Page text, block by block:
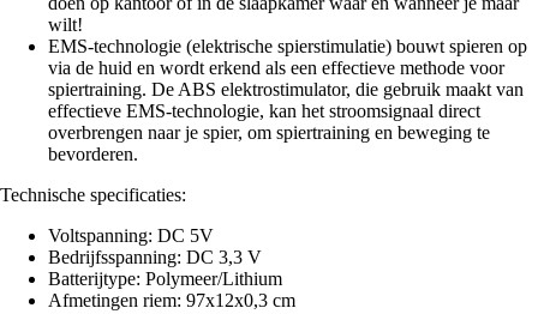
wilt!
EMS-technologie (elektrische spierstimulatie) bouwt spieren op
via de huid en wordt erkend als een effectieve methode voor
spiertraining. De ABS elektrostimulator, die gebruik maakt van
effectieve EMS-technologie, kan het stroomsignaal direct
overbrengen naar je spier, om spiertraining en beweging te
bevorderen.
Technische specificaties:
Voltspanning: DC 5V
Bedrijfsspanning: DC 3,3 V
Batterijtype: Polymeer/Lithium
Afmetingen riem: 97x12x0,3 cm